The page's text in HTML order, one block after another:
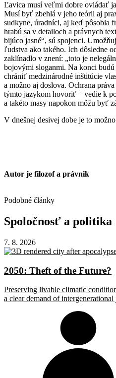
Ľavica musí veľmi dobre ovládať
Musí byť zbehlá v jeho teórii aj
sudkyne, úradníci, aj keď pôsobia
hrabú sa v detailoch a právnych
bijúco jasné“, sú spojenci.
ľudstva ako takého. Ich dôsledne
zaklínadlo v znení: „toto je
bojovými sloganmi. Na konci budú
chrániť medzinárodné inštitúcie
a možno aj doslova. Ochrana
týmto jazykom hovoriť – vedie k
a takéto masy napokon môžu byť
V dnešnej desivej dobe je to
Autor je filozof a právnik
Podobné články
Spoločnosť a politika
7. 8. 2026
2050: Theft of the Future?
Preserving livable climatic
a clear demand of intergenerational